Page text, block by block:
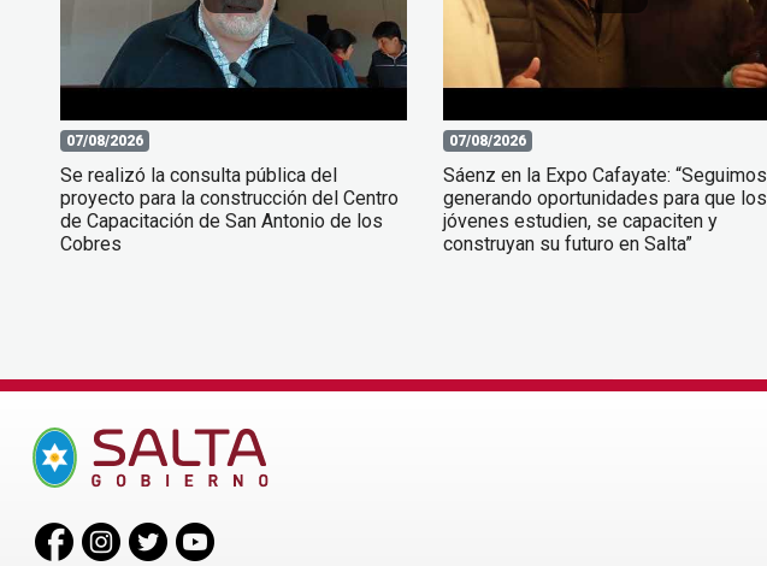
07/08/2026
Se realizó la consulta pública del
proyecto para la construcción del Centro
de Capacitación de San Antonio de los
Cobres
07/08/2026
Sáenz en la Expo Cafayate: “Seguimos
generando oportunidades para que los
jóvenes estudien, se capaciten y
construyan su futuro en Salta”